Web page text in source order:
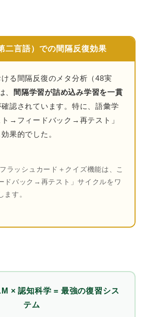
言語）での間隔反復効果
る間隔反復のメタ分析（48実
、
間隔学習が詰め込み学習を一貫
確認されています。特に、語彙学
ト→フィードバック→再テスト」
果的でした。
ラッシュカード＋クイズ機能は、こ
ドバック→再テスト」サイクルをワ
ます。
× 認知科学 = 最強の復習シス
テム